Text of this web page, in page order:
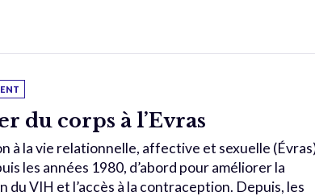
du corps à l’Evras
à la vie relationnelle, affective et sexuelle
les années 1980, d’abord pour améliorer la
du VIH et l’accès à la contraception. Depuis, les